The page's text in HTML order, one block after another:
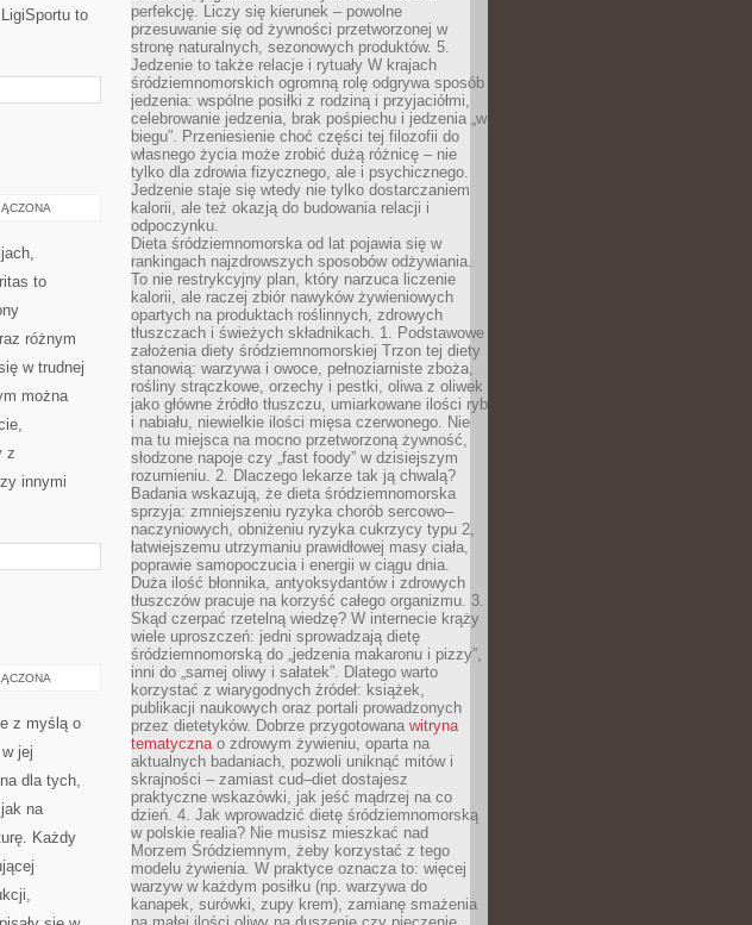
to
to
różnym
w trudnej
można
z
innymi
z myślą o
jej
dla tych,
na
Każdy
perfekcję. Liczy się kierunek – powolne
przesuwanie się od żywności przetworzonej w
stronę naturalnych, sezonowych produktów. 5.
Jedzenie to także relacje i rytuały W krajach
śródziemnomorskich ogromną rolę odgrywa sposób
jedzenia: wspólne posiłki z rodziną i przyjaciółmi,
celebrowanie jedzenia, brak pośpiechu i jedzenia „w
biegu”. Przeniesienie choć części tej filozofii do
własnego życia może zrobić dużą różnicę – nie
tylko dla zdrowia fizycznego, ale i psychicznego.
Jedzenie staje się wtedy nie tylko dostarczaniem
kalorii, ale też okazją do budowania relacji i
odpoczynku.
Dieta śródziemnomorska od lat pojawia się w
rankingach najzdrowszych sposobów odżywiania.
To nie restrykcyjny plan, który narzuca liczenie
kalorii, ale raczej zbiór nawyków żywieniowych
opartych na produktach roślinnych, zdrowych
tłuszczach i świeżych składnikach. 1. Podstawowe
założenia diety śródziemnomorskiej Trzon tej diety
stanowią: warzywa i owoce, pełnoziarniste zboża,
rośliny strączkowe, orzechy i pestki, oliwa z oliwek
jako główne źródło tłuszczu, umiarkowane ilości ryb
i nabiału, niewielkie ilości mięsa czerwonego. Nie
ma tu miejsca na mocno przetworzoną żywność,
słodzone napoje czy „fast foody” w dzisiejszym
rozumieniu. 2. Dlaczego lekarze tak ją chwalą?
Badania wskazują, że dieta śródziemnomorska
sprzyja: zmniejszeniu ryzyka chorób sercowo–
naczyniowych, obniżeniu ryzyka cukrzycy typu 2,
łatwiejszemu utrzymaniu prawidłowej masy ciała,
poprawie samopoczucia i energii w ciągu dnia.
Duża ilość błonnika, antyoksydantów i zdrowych
tłuszczów pracuje na korzyść całego organizmu. 3.
Skąd czerpać rzetelną wiedzę? W internecie krąży
wiele uproszczeń: jedni sprowadzają dietę
śródziemnomorską do „jedzenia makaronu i pizzy”,
inni do „samej oliwy i sałatek”. Dlatego warto
korzystać z wiarygodnych źródeł: książek,
publikacji naukowych oraz portali prowadzonych
przez dietetyków. Dobrze przygotowana witryna
tematycznao zdrowym żywieniu, oparta na
aktualnych badaniach, pozwoli uniknąć mitów i
skrajności – zamiast cud–diet dostajesz
praktyczne wskazówki, jak jeść mądrzej na co
dzień. 4. Jak wprowadzić dietę śródziemnomorską
w polskie realia? Nie musisz mieszkać nad
Morzem Śródziemnym, żeby korzystać z tego
modelu żywienia. W praktyce oznacza to: więcej
warzyw w każdym posiłku (np. warzywa do
kanapek, surówki, zupy krem), zamianę smażenia